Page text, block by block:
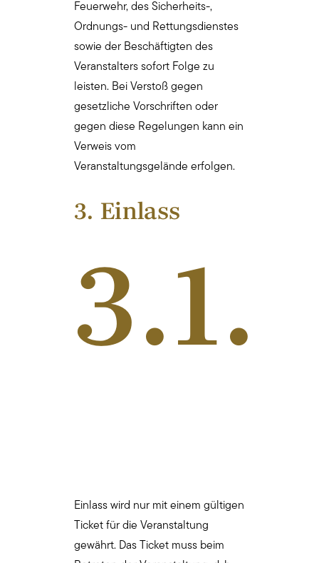
Feuerwehr, des Sicherheits-,
Ordnungs- und Rettungsdienstes
sowie der Beschäftigten des
Veranstalters sofort Folge zu
leisten. Bei Verstoß gegen
gesetzliche Vorschriften oder
gegen diese Regelungen kann ein
Verweis vom
Veranstaltungsgelände erfolgen.
3. Einlass
3.1.
Einlass wird nur mit einem gültigen
Ticket für die Veranstaltung
gewährt. Das Ticket muss beim